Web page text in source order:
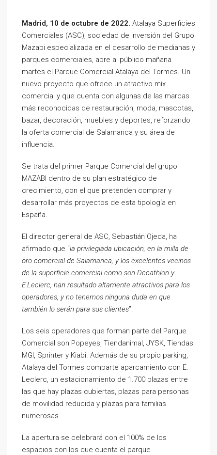
Madrid, 10 de octubre de 2022. Atalaya Superficies
Comerciales (ASC), sociedad de inversión del Grupo
Mazabi especializada en el desarrollo de medianas y
parques comerciales, abre al público mañana
martes el Parque Comercial Atalaya del Tormes. Un
nuevo proyecto que ofrece un atractivo mix
comercial y que cuenta con algunas de las marcas
más reconocidas de restauración, moda, mascotas,
bazar, decoración, muebles y deportes, reforzando
la oferta comercial de Salamanca y su área de
influencia.
Se trata del primer Parque Comercial del grupo
MAZABI dentro de su plan estratégico de
crecimiento, con el que pretenden comprar y
desarrollar más proyectos de esta tipología en
España.
El director general de ASC, Sebastián Ojeda, ha
afirmado que “la privilegiada ubicación, en la milla de
oro comercial de Salamanca, y los excelentes vecinos
de la superficie comercial como son Decathlon y
E.Leclerc, han resultado altamente atractivos para los
operadores, y no tenemos ninguna duda en que
también lo serán para sus clientes”.
Los seis operadores que forman parte del Parque
Comercial son Popeyes, Tiendanimal, JYSK, Tiendas
MGI, Sprinter y Kiabi. Además de su propio parking,
Atalaya del Tormes comparte aparcamiento con E.
Leclerc, un estacionamiento de 1.700 plazas entre
las que hay plazas cubiertas, plazas para personas
de movilidad reducida y plazas para familias
numerosas.
La apertura se celebrará con el 100% de los
espacios con los que cuenta el parque